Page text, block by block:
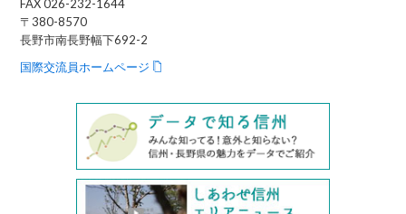
FAX 026-232-1644
〒380-8570
長野市南長野幅下692-2
国際交流員ホームページ